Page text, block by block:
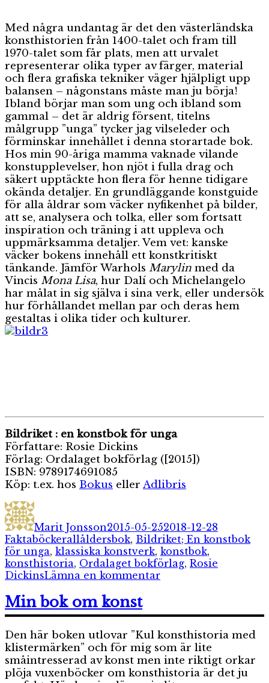
Med några undantag är det den västerländska
konsthistorien från 1400-talet och fram till
1970-talet som får plats, men att urvalet
representerar olika typer av färger, material
och flera grafiska tekniker väger hjälpligt upp
balansen – någonstans måste man ju börja!
Ibland börjar man som ung och ibland som
gammal – det är aldrig försent, titelns
målgrupp ”unga” tycker jag vilseleder och
förminskar innehållet i denna storartade bok.
Hos min 90-åriga mamma vaknade vilande
konstupplevelser, hon njöt i fulla drag och
säkert upptäckte hon flera för henne tidigare
okända detaljer. En grundläggande konstguide
för alla åldrar som väcker nyfikenhet på bilder,
att se, analysera och tolka, eller som fortsatt
inspiration och träning i att uppleva och
uppmärksamma detaljer. Vem vet: kanske
väcker bokens innehåll ett konstkritiskt
tänkande. Jämför Warhols Marylin med da
Vincis Mona Lisa, hur Dalí och Michelangelo
har målat in sig själva i sina verk, eller undersök
hur förhållandet mellan par och deras hem
gestaltas i olika tider och kulturer.
Bildriket : en konstbok för unga
Författare: Rosie Dickins
Förlag: Ordalaget bokförlag ([2015])
ISBN: 9789174691085
Köp: t.ex. hos Bokus eller Adlibris
Författare
Marit Jonsson2015-05-252018-12-28
FaktaböckerEtiketter
allåldersbok, Bildriket; En konstbok
för unga, klassiska konstverk, konstbok,
konsthistoria, Ordalaget bokförlag, Rosie
DickinsLämna en kommentartill
bildkonsten
Min bok om konst
Den här boken utlovar ”Kul konsthistoria med
klistermärken” och för mig som är lite
småintresserad av konst men inte riktigt orkar
plöja vuxenböcker om konsthistoria är det ju